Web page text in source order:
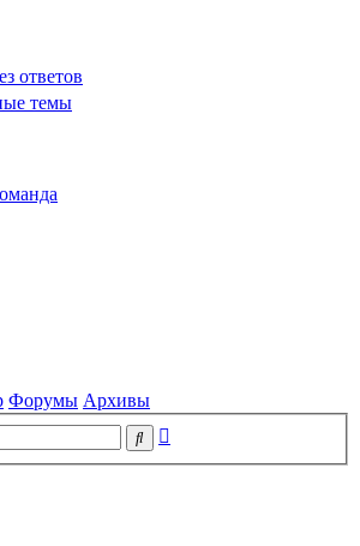
ответов
темы
Форумы Архивы
Поиск